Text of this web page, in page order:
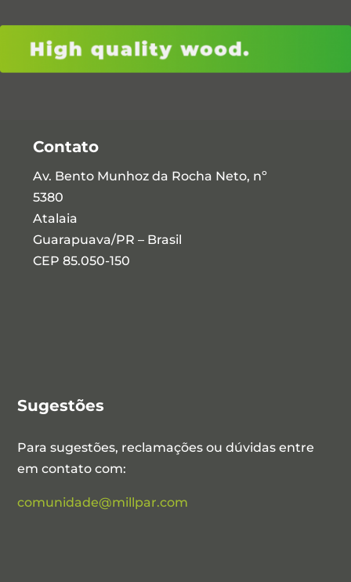
Contato
Av. Bento Munhoz da Rocha Neto, nº
5380
Atalaia
Guarapuava/PR – Brasil
CEP 85.050-150
Sugestões
Para sugestões, reclamações ou dúvidas entre
em contato com:
comunidade@millpar.com